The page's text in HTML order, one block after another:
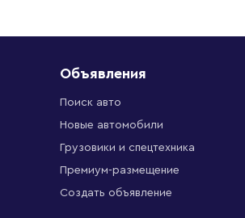
Объявления
Поиск авто
Новые автомобили
Грузовики и спецтехника
Премиум-размещение
Создать объявление